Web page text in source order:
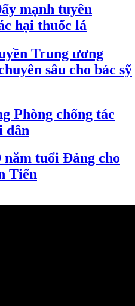
mạnh tuyên
hại thuốc lá
Trung ương
sâu cho bác sỹ
Phòng chống tác
dân
năm tuổi Đảng cho
Tiến